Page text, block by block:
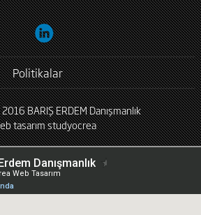
Politikalar
BARIŞ ERDEM Danışmanlık
tasarımstudyocrea